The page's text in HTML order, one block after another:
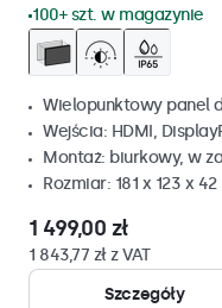
100+ szt. w magazynie
Wielopunktowy panel
Wejścia: HDMI,
Montaż: biurkowy, w
Rozmiar: 181 x 123 x
1 499,00 zł
1 843,77 zł z VAT
Szczegóły